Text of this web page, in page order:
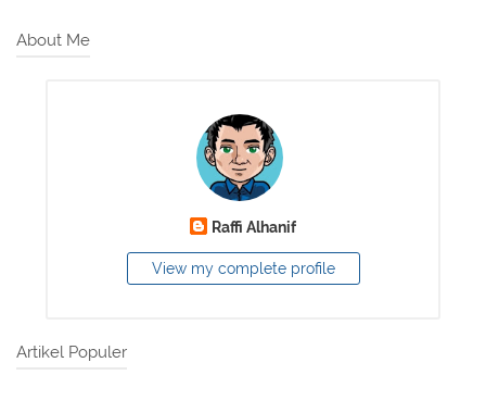
About Me
Raffi Alhanif
View my complete profile
Artikel Populer